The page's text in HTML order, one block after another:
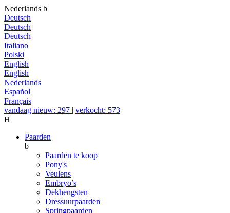
Nederlands b
Deutsch
Deutsch
Deutsch
Italiano
Polski
English
English
Nederlands
Español
Français
vandaag nieuw: 297 | verkocht: 573
H
Paarden
b
Paarden te koop
Pony's
Veulens
Embryo’s
Dekhengsten
Dressuurpaarden
Springpaarden